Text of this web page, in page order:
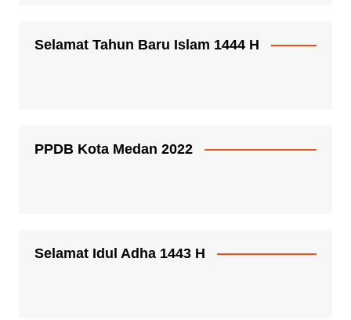
Selamat Tahun Baru Islam 1444 H
PPDB Kota Medan 2022
Selamat Idul Adha 1443 H